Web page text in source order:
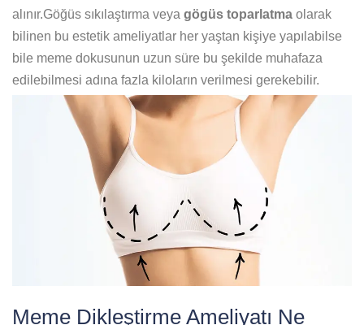
alınır.Göğüs sıkılaştırma veya gögüs toparlatma olarak
bilinen bu estetik ameliyatlar her yaştan kişiye yapılabilse
bile meme dokusunun uzun süre bu şekilde muhafaza
edilebilmesi adına fazla kiloların verilmesi gerekebilir.
Meme Dikleştirme Ameliyatı Ne